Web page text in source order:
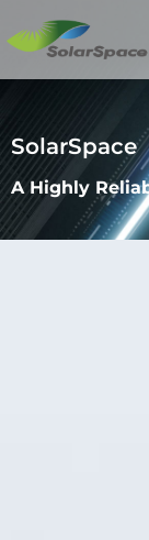
SolarSpace
A Highly